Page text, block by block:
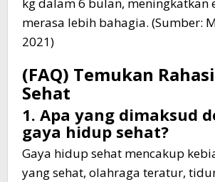
merasa lebih bahagia. (Sumber:
2021)
(FAQ) Temukan
Sehat
1. Apa yang dimaksud
gaya hidup sehat?
Gaya hidup sehat mencakup
yang sehat, olahraga teratur,